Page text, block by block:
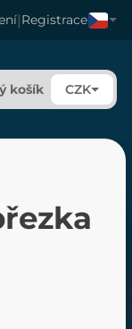
|Registrace
košík CZK